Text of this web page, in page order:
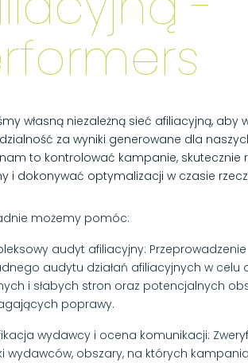
własną niezależną sieć afiliacyjną, aby
za wyniki generowane dla
to kontrolować kampanie, skutecznie
i dokonywać optymalizacji w czasie
możemy pomóc:
audyt afiliacyjny: Przeprowadzenie
audytu działań afiliacyjnych w celu
i słabych stron oraz potencjalnych
poprawy.
wydawcy i ocena komunikacji:
wydawców, obszary, na których